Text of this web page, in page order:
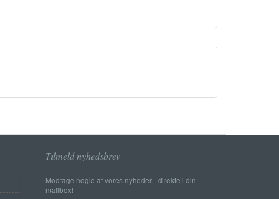
Tilmeld nyhedsbrev
Modtage nogle af vores nyheder - direkte i din
mailbox!